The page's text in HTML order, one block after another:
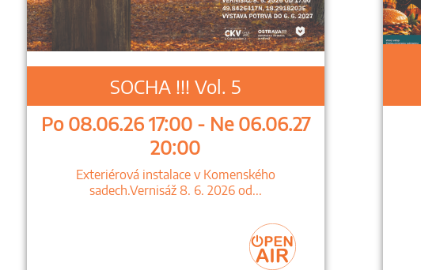
SOCHA !!! Vol. 5
Po 08.06.26 17:00 - Ne 06.06.27
20:00
Exteriérová instalace v Komenského
sadech.Vernisáž 8. 6. 2026 od...